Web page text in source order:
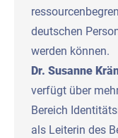
deutschen
werden können.
Dr. Susanne
verfügt über
Bereich
als Leiterin des